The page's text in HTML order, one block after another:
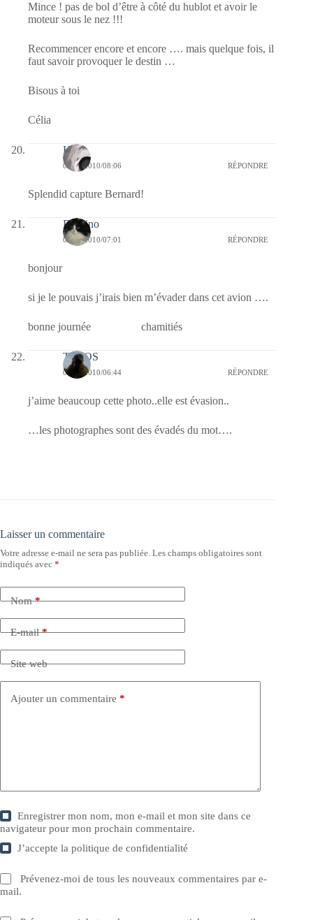
Mince ! pas de bol d’être à côté du hublot et avoir le
moteur sous le nez !!!
Recommencer encore et encore …. mais quelque fois, il
faut savoir provoquer le destin …
Bisous à toi
Célia
Kala
03/05/2010/08:06 RÉPONDRE
Splendid capture Bernard!
Domino
03/05/2010/07:01 RÉPONDRE
bonjour
si je le pouvais j’irais bien m’évader dans cet avion ….
bonne journée chamitiés
TELOS
03/05/2010/06:44 RÉPONDRE
j’aime beaucoup cette photo..elle est évasion..
…les photographes sont des évadés du mot….
Laisser un commentaire
Votre adresse e-mail ne sera pas publiée. Les champs obligatoires sont
indiqués avec *
Nom*
E-mail*
Site web
Ajouter un commentaire *
Enregistrer mon nom, mon e-mail et mon site dans ce
navigateur pour mon prochain commentaire.
J’accepte lapolitique de confidentialité
Prévenez-moi de tous les nouveaux commentaires par e-
mail.